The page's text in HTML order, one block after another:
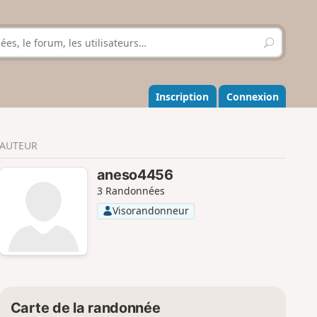
R
e
h
e
r
r
Inscription Connexion
AUTEUR
aneso4456
3 Randonnées
Visorandonneur
Carte de la randonnée